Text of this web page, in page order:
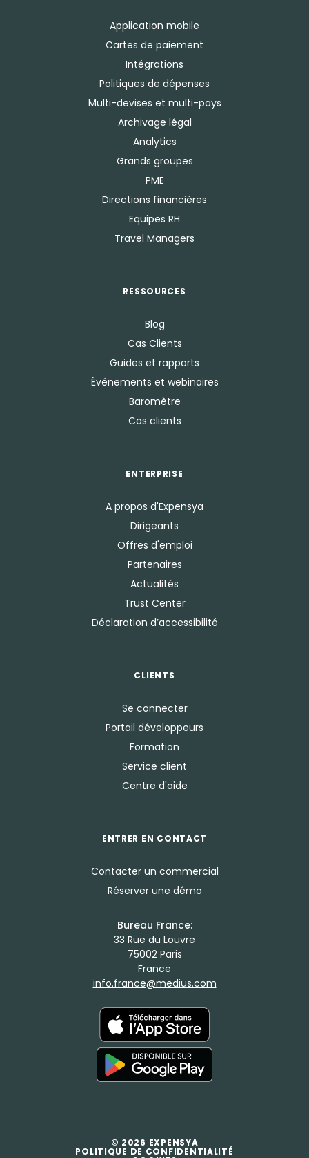
Application mobile
Cartes de paiement
Intégrations
Politiques de dépenses
Multi-devises et multi-pays
Archivage légal
Analytics
Grands groupes
PME
Directions financières
Equipes RH
Travel Managers
RESSOURCES
Blog
Cas Clients
Guides et rapports
Événements et webinaires
Baromètre
Cas clients
ENTERPRISE
A propos d'Expensya
Dirigeants
Offres d'emploi
Partenaires
Actualités
Trust Center
Déclaration d’accessibilité
CLIENTS
Se connecter
Portail développeurs
Formation
Service client
Centre d'aide
ENTRER EN CONTACT
Contacter un commercial
Réserver une démo
Bureau France:
33 Rue du Louvre
75002 Paris
France
info.france@medius.com
© 2026 EXPENSYA
POLITIQUE DE CONFIDENTIALITÉ